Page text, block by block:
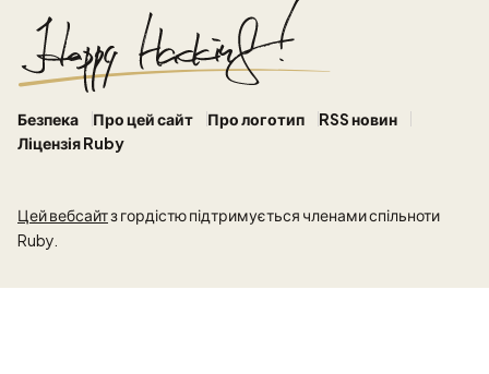
Безпека Про цей сайт Про логотип
RSS новин
Ліцензія Ruby
Цей вебсайтз гордістю підтримується членами спільноти
Ruby.